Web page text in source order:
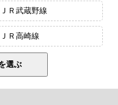
ＪＲ武蔵野線
ＪＲ高崎線